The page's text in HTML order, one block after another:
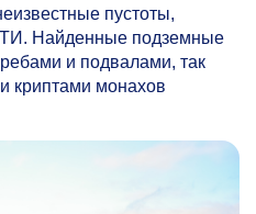
пустоты,
Найденные подземные
и подвалами, так
криптами монахов